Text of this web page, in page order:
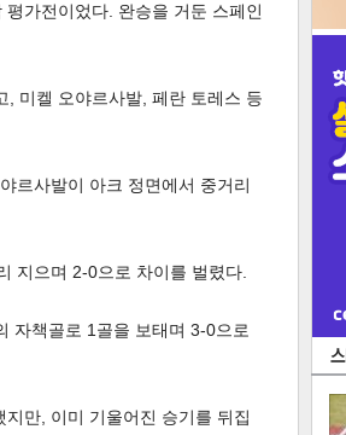
가전이었다. 완승을 거둔 스페인
, 미켈 오야르사발, 페란 토레스 등
르사발이 아크 정면에서 중거리
지으며 2-0으로 차이를 벌렸다.
자책골로 1골을 보태며 3-0으로
만, 이미 기울어진 승기를 뒤집